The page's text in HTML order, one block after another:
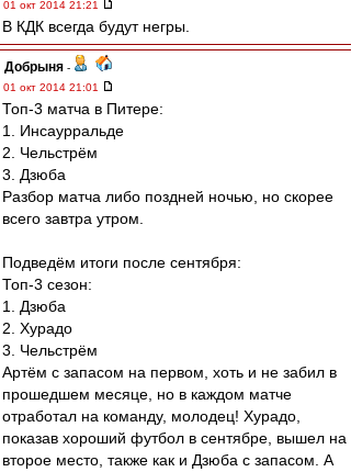
01 окт 2014 21:21
В КДК всегда будут негры.
Добрыня -
01 окт 2014 21:01
Топ-3 матча в Питере:
1. Инсаурральде
2. Чельстрём
3. Дзюба
Разбор матча либо поздней ночью, но скорее
всего завтра утром.
Подведём итоги после сентября:
Топ-3 сезон:
1. Дзюба
2. Хурадо
3. Чельстрём
Артём с запасом на первом, хоть и не забил в
прошедшем месяце, но в каждом матче
отработал на команду, молодец! Хурадо,
показав хороший футбол в сентябре, вышел на
второе место, также как и Дзюба с запасом. А